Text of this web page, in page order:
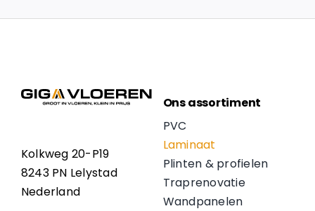
Kolkweg 20-P19
8243 PN Lelystad
Nederland
Ons assortiment
PVC
Laminaat
Plinten & profielen
Traprenovatie
Wandpanelen